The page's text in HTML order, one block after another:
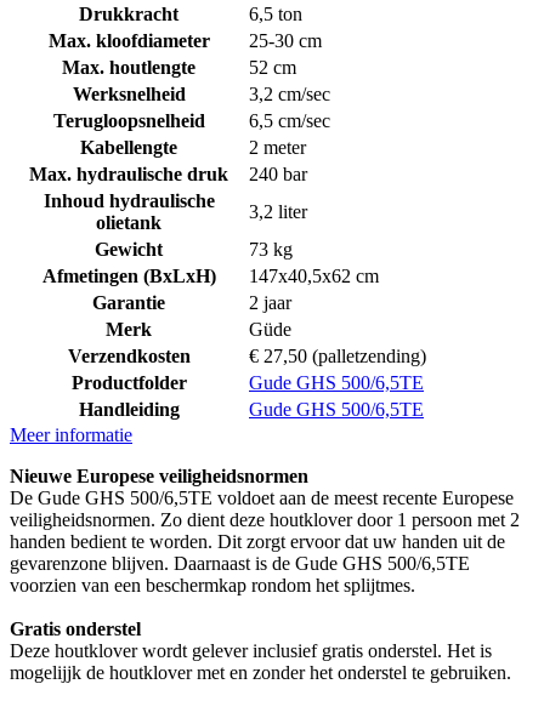
Drukkracht
6,5 ton
Max. kloofdiameter
25-30 cm
Max. houtlengte
52 cm
Werksnelheid
3,2 cm/sec
Terugloopsnelheid
6,5 cm/sec
Kabellengte
2 meter
Max. hydraulische druk
240 bar
Inhoud hydraulische
olietank
3,2 liter
Gewicht
73 kg
Afmetingen (BxLxH)
147x40,5x62 cm
Garantie
2 jaar
Merk
Güde
Verzendkosten
€ 27,50 (palletzending)
Productfolder
Gude GHS 500/6,5TE
Handleiding
Gude GHS 500/6,5TE
Meer informatie
Nieuwe Europese veiligheidsnormen
De Gude GHS 500/6,5TE voldoet aan de meest recente Europese
veiligheidsnormen. Zo dient deze houtklover door 1 persoon met 2
handen bedient te worden. Dit zorgt ervoor dat uw handen uit de
gevarenzone blijven. Daarnaast is de Gude GHS 500/6,5TE
voorzien van een beschermkap rondom het splijtmes.
Gratis onderstel
Deze houtklover wordt gelever inclusief gratis onderstel. Het is
mogelijjk de houtklover met en zonder het onderstel te gebruiken.